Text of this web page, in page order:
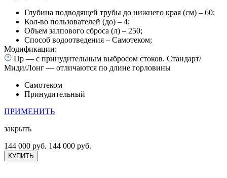
Глубина подводящей трубы до нижнего края (см) – 60;
Кол-во пользователей (до) – 4;
Объем залпового сброса (л) – 250;
Способ водоотведения – Самотеком;
Модификации:
Пр — с принудительным выбросом стоков. Стандарт/
Миди/Лонг — отличаются по длине горловины
Самотеком
Принудительный
ПРИМЕНИТЬ
закрыть
144 000 руб. 144 000 руб.
КУПИТЬ